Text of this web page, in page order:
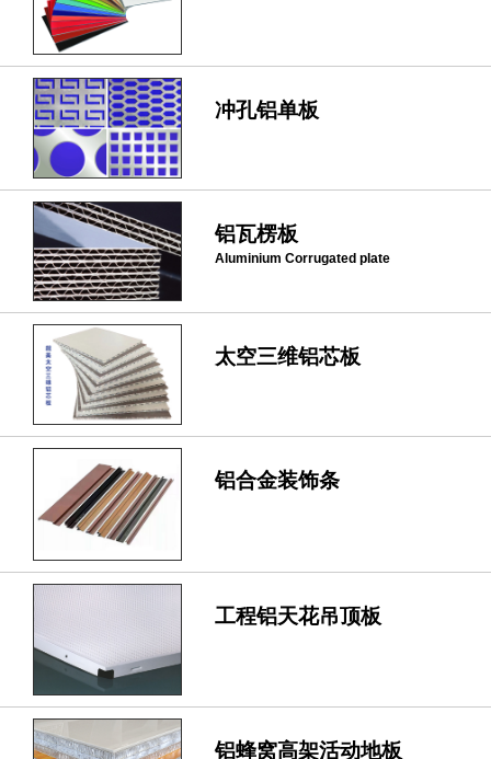
冲孔铝单板
铝瓦楞板
Aluminium Corrugated plate
太空三维铝芯板
铝合金装饰条
工程铝天花吊顶板
铝蜂窝高架活动地板